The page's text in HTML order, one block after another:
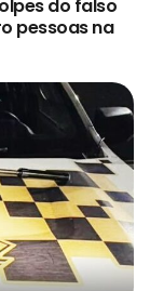
do falso
pessoas na